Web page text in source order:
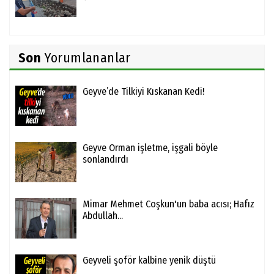
Son Yorumlananlar
Geyve’de Tilkiyi Kıskanan Kedi!
Geyve Orman işletme, işgali böyle
sonlandırdı
Mimar Mehmet Coşkun'un baba acısı; Hafız
Abdullah...
Geyveli şoför kalbine yenik düştü